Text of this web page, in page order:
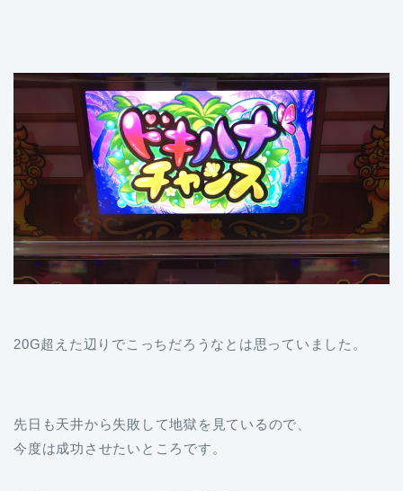
20G超えた辺りでこっちだろうなとは思っていました。
先日も天井から失敗して地獄を見ているので、
今度は成功させたいところです。